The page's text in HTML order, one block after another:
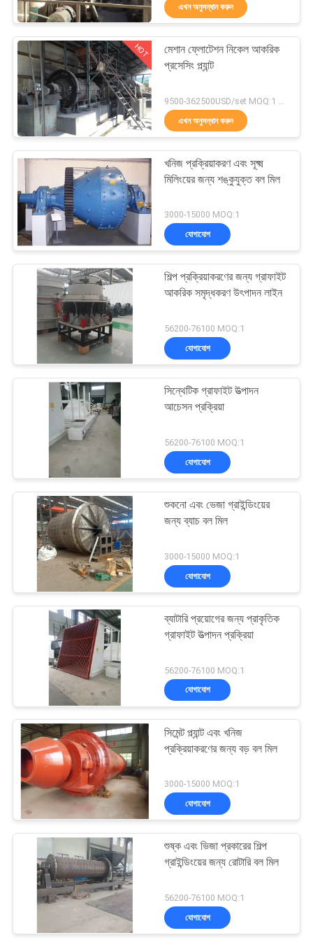
নিয়ন্ত্রণ
যোগাযোগ
করুন
খবর
মামলা
সাইট
ম্যাপ
গোপনীয়তা
ধাতুশিল্প প্রক্রিয়াকরণ লাইন
নাকাল বল মিল
পাথর ও বালি ধোয়ার লাইন
12
ঘূর্ণমান ভাটি
131
মোবাইল ক্রাশিং স্টেশন
রোটারি শুকানোর মেশিন
এখন অনুসন্ধান করুন
HOT
মেশান ফ্লোটেশন নিকেল আকরিক
প্রসেসিং প্ল্যান্ট
এখন অনুসন্ধান করুন
খনিজ প্রক্রিয়াকরণ এবং সূক্ষ্ম
মিলিংয়ের জন্য শঙ্কুযুক্ত বল মিল
3000-15000 MOQ:1
যোগাযোগ
শিল্প প্রক্রিয়াকরণের জন্য গ্রাফাইট
আকরিক সমৃদ্ধকরণ উৎপাদন লাইন
56200-76100 MOQ:1
যোগাযোগ
সিন্থেটিক গ্রাফাইট উত্পাদন
আচেসন প্রক্রিয়া
56200-76100 MOQ:1
যোগাযোগ
শুকনো এবং ভেজা গ্রাইন্ডিংয়ের
জন্য ব্যাচ বল মিল
3000-15000 MOQ:1
যোগাযোগ
ব্যাটারি প্রয়োগের জন্য প্রাকৃতিক
গ্রাফাইট উত্পাদন প্রক্রিয়া
56200-76100 MOQ:1
যোগাযোগ
সিমেন্ট প্ল্যান্ট এবং খনিজ
প্রক্রিয়াকরণের জন্য বড় বল মিল
3000-15000 MOQ:1
যোগাযোগ
শুষ্ক এবং ভিজা প্রকারের শিল্প
গ্রাইন্ডিংয়ের জন্য রোটারি বল মিল
56200-76100 MOQ:1
যোগাযোগ